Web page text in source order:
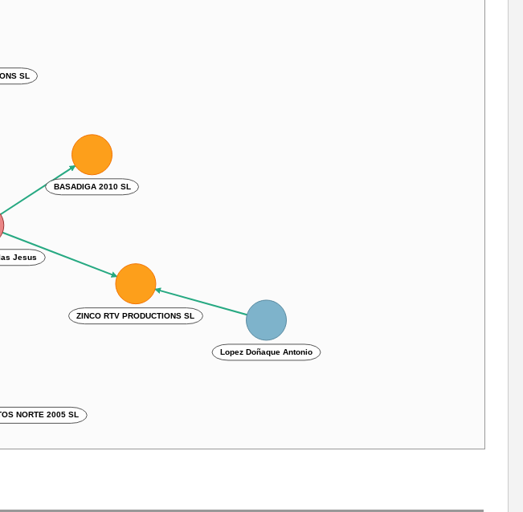
NORTE 2005 SL
Jesus
SL
ZINCO RTV PRODUCTIONS SL
BASADIGA 2010 SL
Lopez Doñaque Antonio